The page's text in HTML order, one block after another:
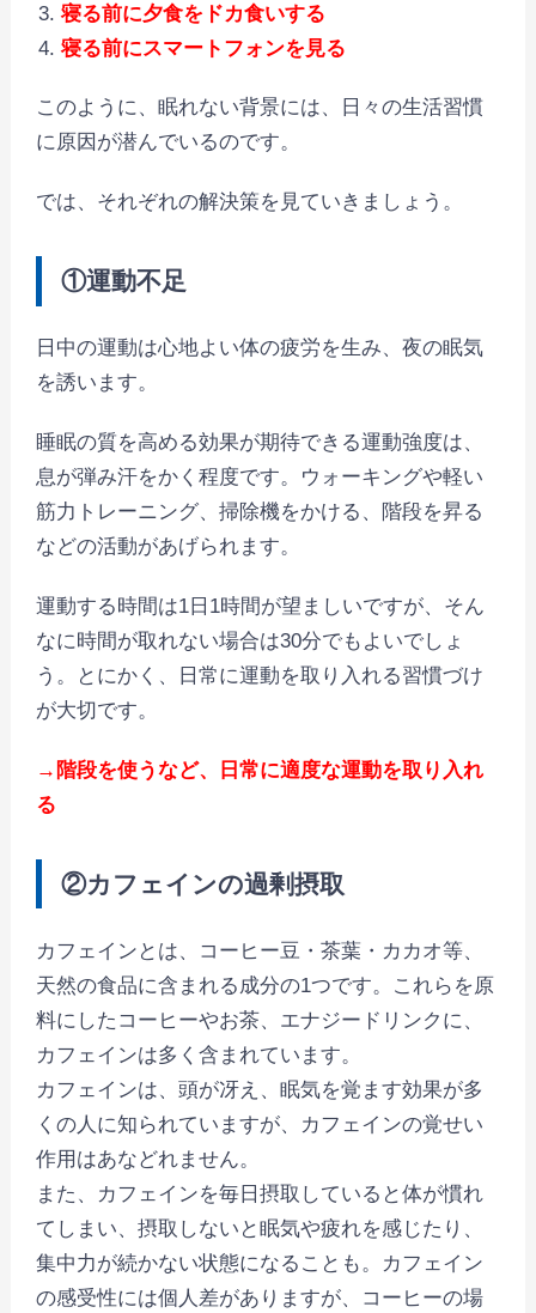
寝る前に夕食をドカ食いする
寝る前にスマートフォンを見る
このように、眠れない背景には、日々の生活習慣
に原因が潜んでいるのです。
では、それぞれの解決策を見ていきましょう。
①運動不足
日中の運動は心地よい体の疲労を生み、夜の眠気
を誘います。
睡眠の質を高める効果が期待できる運動強度は、
息が弾み汗をかく程度です。ウォーキングや軽い
筋力トレーニング、掃除機をかける、階段を昇る
などの活動があげられます。
運動する時間は1日1時間が望ましいですが、そん
なに時間が取れない場合は30分でもよいでしょ
う。とにかく、日常に運動を取り入れる習慣づけ
が大切です。
→階段を使うなど、日常に適度な運動を取り入れ
る
②カフェインの過剰摂取
カフェインとは、コーヒー豆・茶葉・カカオ等、
天然の食品に含まれる成分の1つです。これらを原
料にしたコーヒーやお茶、エナジードリンクに、
カフェインは多く含まれています。
カフェインは、頭が冴え、眠気を覚ます効果が多
くの人に知られていますが、カフェインの覚せい
作用はあなどれません。
また、カフェインを毎日摂取していると体が慣れ
てしまい、摂取しないと眠気や疲れを感じたり、
集中力が続かない状態になることも。カフェイン
の感受性には個人差がありますが、コーヒーの場